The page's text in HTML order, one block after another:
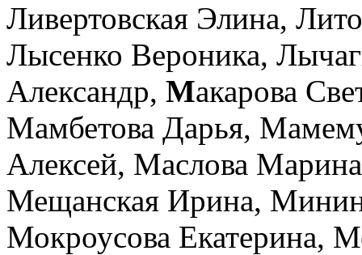
Ливертовская Элина,
Лысенко Вероника,
Александр, Макарова
Мамбетова Дарья,
Алексей, Маслова
Мещанская Ирина,
Мокроусова Екатерина,